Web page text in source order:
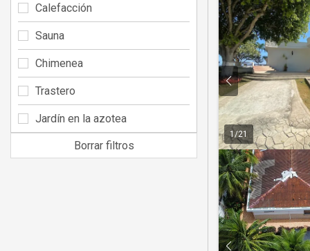
1/21
Calefacción
Sauna
Chimenea
Trastero
Jardín en la azotea
Borrar filtros